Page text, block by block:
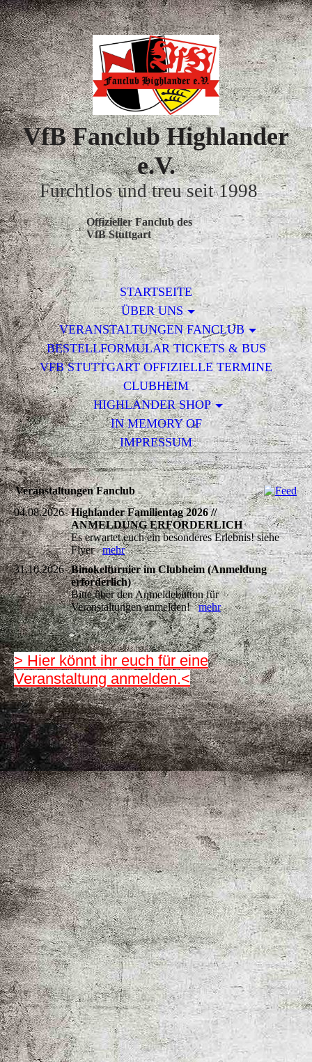
VfB Fanclub Highlander
e.V.
Furchtlos und treu seit 1998
Offizieller Fanclub des
VfB Stuttgart
STARTSEITE
ÜBER UNS
VERANSTALTUNGEN FANCLUB
BESTELLFORMULAR TICKETS & BUS
VFB STUTTGART OFFIZIELLE TERMINE
CLUBHEIM
HIGHLANDER SHOP
IN MEMORY OF
IMPRESSUM
Veranstaltungen Fanclub
04.08.2026 Highlander Familientag 2026 //
ANMELDUNG ERFORDERLICH
Es erwartet euch ein besonderes Erlebnis! siehe
Flyermehr
31.10.2026 Binokelturnier im Clubheim (Anmeldung
erforderlich)
Bitte über den Anmeldebutton für
Veranstaltungen anmelden!mehr
> Hier könnt ihr euch für eine
Veranstaltung anmelden.<